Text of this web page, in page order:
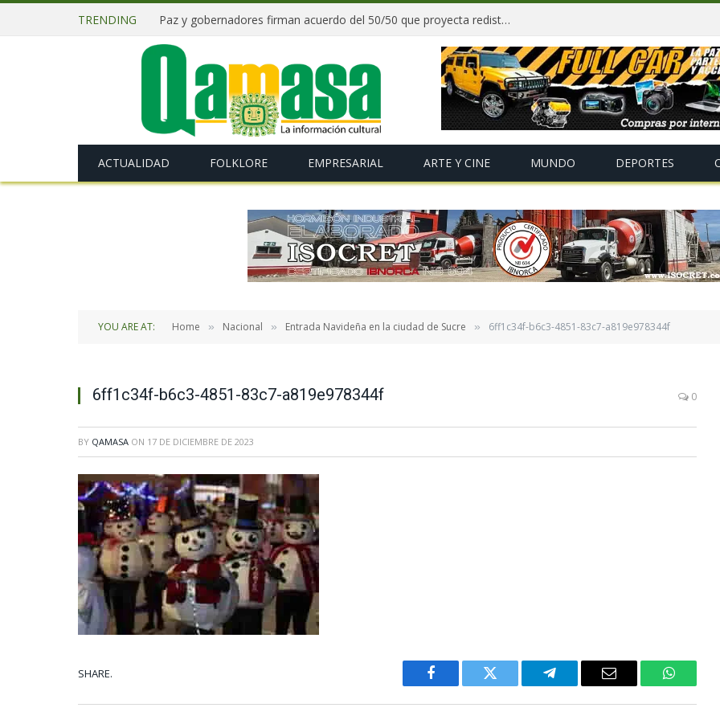
TRENDING Paz y gobernadores firman acuerdo del 50/50 que proyecta redistribuir recursos y tributos desde 2027
ACTUALIDAD FOLKLORE EMPRESARIAL ARTE Y CINE MUNDO DEPORTES
YOU ARE AT: Home » Nacional » Entrada Navideña en la ciudad de Sucre » 6ff1c34f-b6c3-4851-83c7-a819e978344f
6ff1c34f-b6c3-4851-83c7-a819e978344f 0
BY QAMASA ON 17 DE DICIEMBRE DE 2023
SHARE.
Facebook Twitter Telegram Email